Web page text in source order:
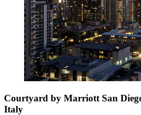
Courtyard by Marriott San
Italy